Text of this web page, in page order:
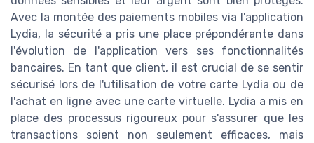
Avec la montée des paiements mobiles via l'application
Lydia, la sécurité a pris une place prépondérante dans
l'évolution de l'application vers ses fonctionnalités
bancaires. En tant que client, il est crucial de se sentir
sécurisé lors de l'utilisation de votre carte Lydia ou de
l'achat en ligne avec une carte virtuelle. Lydia a mis en
place des processus rigoureux pour s'assurer que les
transactions soient non seulement efficaces, mais